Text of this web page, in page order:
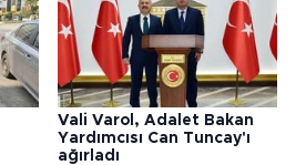
Vali Varol, Adalet Bakan
Yardımcısı Can Tuncay'ı
ağırladı